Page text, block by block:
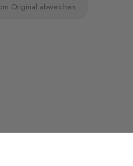
Original abweichen.